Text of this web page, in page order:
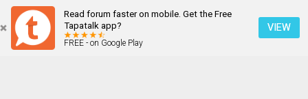
Read forum faster on mobile. Get the Free
Tapatalk app?
FREE - on Google Play
VIEW
Einloggen